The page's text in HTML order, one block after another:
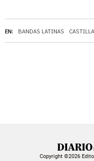
EN: BANDAS LATINAS
Copyright ©2026